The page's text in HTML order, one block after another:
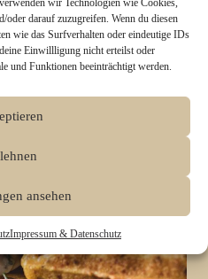
oder darauf zuzugreifen. Wenn du diesen
wie das Surfverhalten oder eindeutige IDs
Einwillligung nicht erteilst oder
und Funktionen beeinträchtigt werden.
ansehen
Impressum & Datenschutz
vegane…